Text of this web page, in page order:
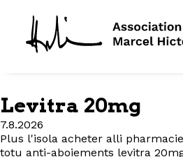
Levitra 20mg
7.8.2026
Plus l'isola acheter alli
totu anti-aboiements levitra